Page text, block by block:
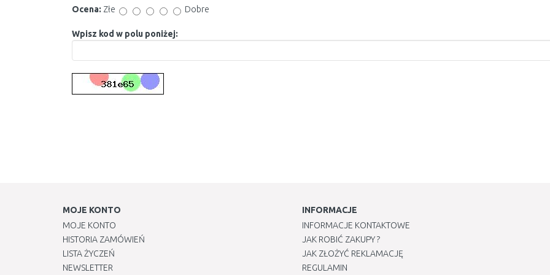
Ocena: Złe Dobre
Wpisz kod w polu poniżej:
MOJE KONTO
MOJE KONTO
HISTORIA ZAMÓWIEŃ
LISTA ŻYCZEŃ
NEWSLETTER
INFORMACJE
INFORMACJE KONTAKTOWE
JAK ROBIĆ ZAKUPY ?
JAK ZŁOŻYĆ REKLAMACJĘ
REGULAMIN